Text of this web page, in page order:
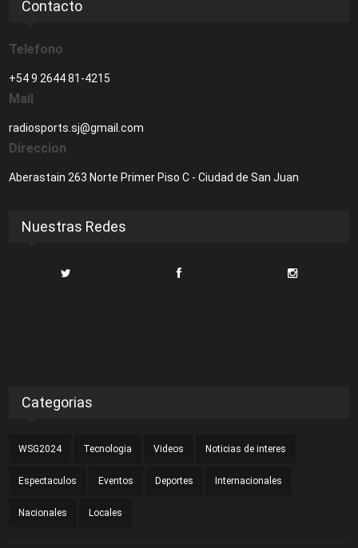
Contacto
Telefono
+54 9 2644 81-4215
Mail
radiosports.sj@gmail.com
Direccion
Aberastain 263 Norte Primer Piso C - Ciudad de San Juan
Nuestras Redes
Categorias
WSG2024 Tecnologia Videos Noticias de interes
Espectaculos Eventos Deportes Internacionales
Nacionales Locales